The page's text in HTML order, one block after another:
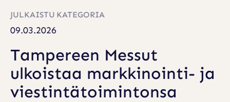
A
M
E
R
E
JULKAISTU
09.03.2026
KATEGORIA
Tampereen Messut
ulkoistaa markkinointi- ja
viestintätoimintonsa